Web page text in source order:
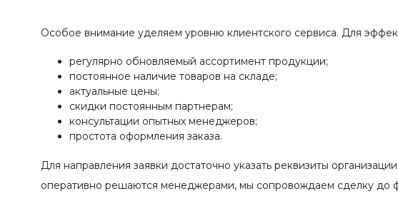
Особое внимание уделяем уровню клиентского сервиса. Для
регулярно обновляемый ассортимент продукции;
постоянное наличие товаров на складе;
актуальные цены;
скидки постоянным партнерам;
консультации опытных менеджеров;
простота оформления заказа.
Для направления заявки достаточно указать реквизиты
оперативно решаются менеджерами, мы сопровождаем сделку до